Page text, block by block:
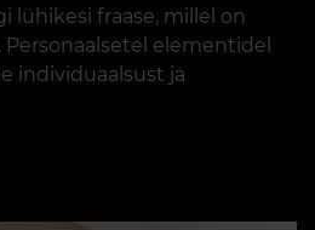
lühikesi fraase, millel on
elementidel
individuaalsust ja